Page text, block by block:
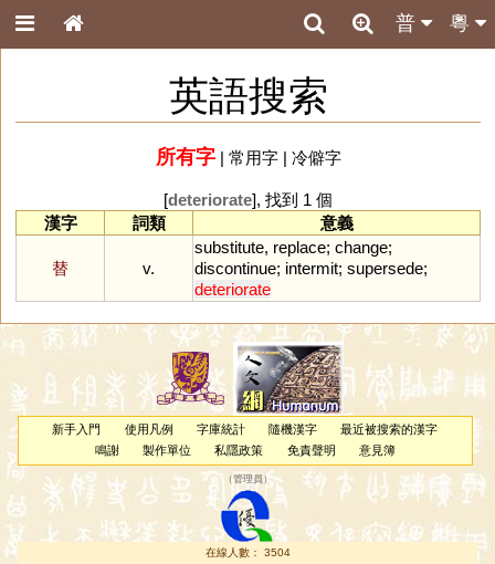
粵
普
英語搜索
所有字| 常用字| 冷僻字
[deteriorate], 找到 1 個
漢字
詞類 意義
替 v.
substitute, replace; change;
discontinue; intermit; supersede;
deteriorate
新手入門 使用凡例 字庫統計 隨機漢字
最近被搜索的漢字
鳴謝
製作單位 私隱政策 免責聲明 意見簿
（管理員 ）
在線人數： 3504